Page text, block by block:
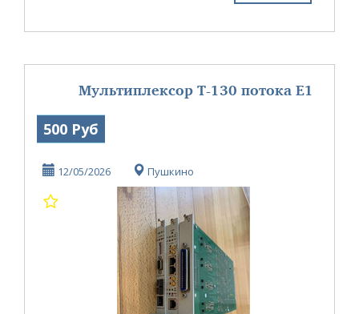
Мультиплексор Т-130 потока E1
500 Руб
12/05/2026 Пушкино